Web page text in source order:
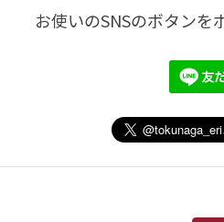
お使いのSNSのボタンを